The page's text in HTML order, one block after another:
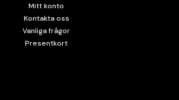
Mitt konto
Kontakta oss
Vanliga frågor
Presentkort